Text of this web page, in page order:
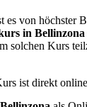
von höchster
in Bellinzona
solchen Kurs
ist direkt